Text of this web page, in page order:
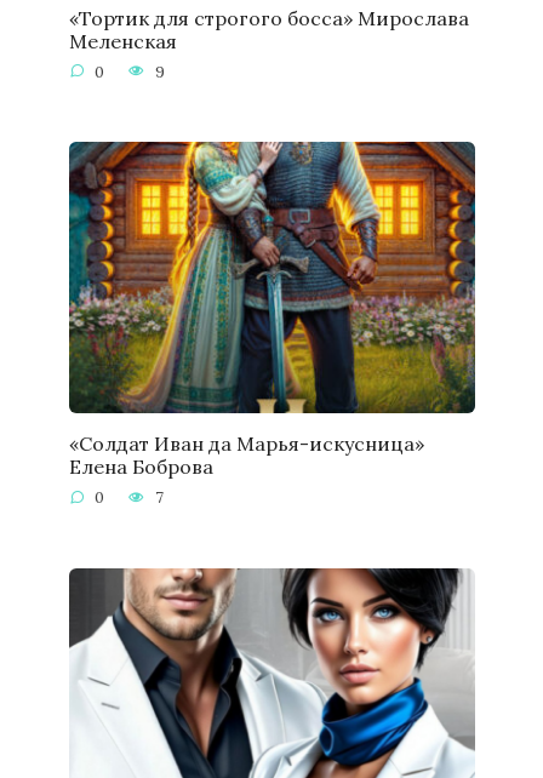
«Тортик для строгого босса» Мирослава
Меленская
0 9
«Солдат Иван да Марья-искусница»
Елена Боброва
0 7